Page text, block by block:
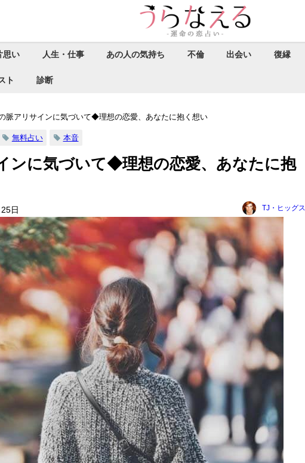
思い 人生・仕事 あの人の気持ち 不倫 出会い 復縁
ト 診断
脈アリサインに気づいて◆理想の恋愛、あなたに抱く想い
無料占い 本音
ンに気づいて◆理想の恋愛、あなたに抱
日 TJ・ヒッグス